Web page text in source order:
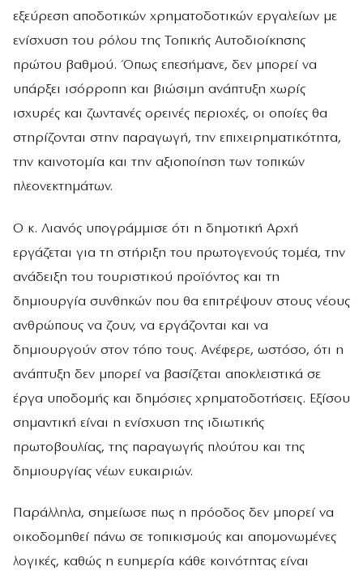
εξεύρεση αποδοτικών χρηματοδοτικών εργαλείων με
ενίσχυση του ρόλου της Τοπικής Αυτοδιοίκησης
πρώτου βαθμού. Όπως επεσήμανε, δεν μπορεί να
υπάρξει ισόρροπη και βιώσιμη ανάπτυξη χωρίς
ισχυρές και ζωντανές ορεινές περιοχές, οι οποίες θα
στηρίζονται στην παραγωγή, την επιχειρηματικότητα,
την καινοτομία και την αξιοποίηση των τοπικών
πλεονεκτημάτων.
Ο κ. Λιανός υπογράμμισε ότι η δημοτική Αρχή
εργάζεται για τη στήριξη του πρωτογενούς τομέα, την
ανάδειξη του τουριστικού προϊόντος και τη
δημιουργία συνθηκών που θα επιτρέψουν στους νέους
ανθρώπους να ζουν, να εργάζονται και να
δημιουργούν στον τόπο τους. Ανέφερε, ωστόσο, ότι η
ανάπτυξη δεν μπορεί να βασίζεται αποκλειστικά σε
έργα υποδομής και δημόσιες χρηματοδοτήσεις. Εξίσου
σημαντική είναι η ενίσχυση της ιδιωτικής
πρωτοβουλίας, της παραγωγής πλούτου και της
δημιουργίας νέων ευκαιριών.
Παράλληλα, σημείωσε πως η πρόοδος δεν μπορεί να
οικοδομηθεί πάνω σε τοπικισμούς και απομονωμένες
λογικές, καθώς η ευημερία κάθε κοινότητας είναι